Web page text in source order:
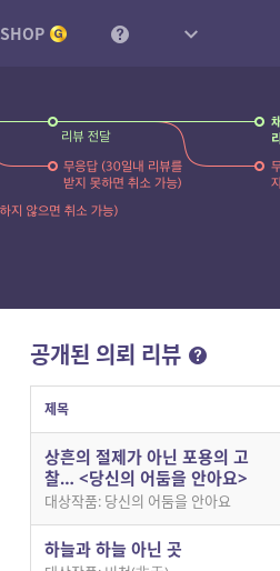
SHOP
공개된 의뢰 리뷰
제목
상흔의 절제가 아닌 포용의 고
찰… <당신의 어둠을 안아요>
대상작품: 당신의 어둠을 안아요
하늘과 하늘 아닌 곳